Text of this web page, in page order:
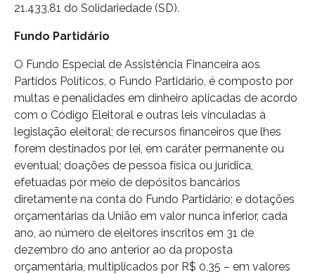
21.433,81 do Solidariedade (SD).
Fundo Partidário
O Fundo Especial de Assistência Financeira aos
Partidos Políticos, o Fundo Partidário, é composto por
multas e penalidades em dinheiro aplicadas de acordo
com o Código Eleitoral e outras leis vinculadas à
legislação eleitoral; de recursos financeiros que lhes
forem destinados por lei, em caráter permanente ou
eventual; doações de pessoa física ou jurídica,
efetuadas por meio de depósitos bancários
diretamente na conta do Fundo Partidário; e dotações
orçamentárias da União em valor nunca inferior, cada
ano, ao número de eleitores inscritos em 31 de
dezembro do ano anterior ao da proposta
orçamentária, multiplicados por R$ 0,35 – em valores